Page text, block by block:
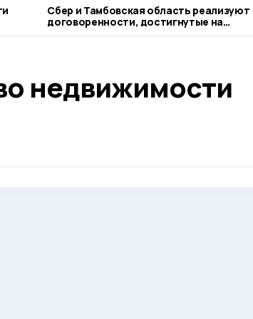
Сбер и Тамбовская область реализуют
договоренности, достигнутые на
ПМЭФ-2026
недвижимости